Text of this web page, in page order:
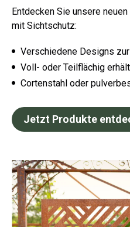
Entdecken Sie unsere
mit Sichtschutz:
Verschiedene Designs
Voll- oder Teilflächig
Cortenstahl oder
Jetzt Produkte